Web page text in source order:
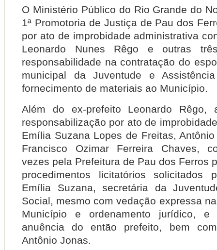
O Ministério Público do Rio Grande do
1ª Promotoria de Justiça de Pau dos
por ato de improbidade administrativa
Leonardo Nunes Rêgo e outras
responsabilidade na contratação do
municipal da Juventude e
fornecimento de materiais ao Município.
Além do ex-prefeito Leonardo
responsabilização por ato de
Emília Suzana Lopes de Freitas,
Francisco Ozimar Ferreira Chaves,
vezes pela Prefeitura de Pau dos Ferros
procedimentos licitatórios solicitados
Emília Suzana, secretária da
Social, mesmo com vedação expressa
Município e ordenamento jurídico,
anuência do então prefeito, bem
Antônio Jonas.